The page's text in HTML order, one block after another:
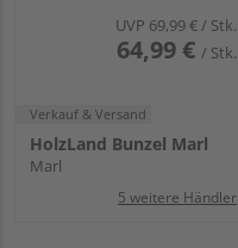
UVP 69,99 €/ Stk.
64,99 € / Stk.
Verkauf & Versand
HolzLand Bunzel Marl
Marl
5 weitere Händler